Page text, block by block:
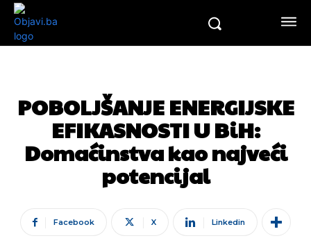
POBOLJŠANJE ENERGIJSKE
EFIKASNOSTI U BiH:
Domaćinstva kao najveći
potencijal
Facebook X Linkedin